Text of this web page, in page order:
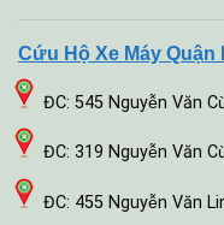
Cứu Hộ Xe Máy Quận
ĐC: 545 Nguyễn Văn
ĐC: 319 Nguyễn Văn
ĐC: 455 Nguyễn Văn